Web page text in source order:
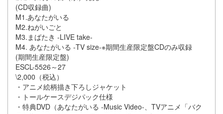
(CD収録曲)
M1.あなたがいる
M2.ねがいごと
M3.まばたき -LIVE take-
M4. あなたがいる -TV size-※期間生産限定盤CDのみ収録
(期間生産限定盤)
ESCL-5526～27
\2,000（税込）
・アニメ絵柄描き下ろしジャケット
・トールケースデジパック仕様
・特典DVD（あなたがいる -Music Video-、TVアニメ「バク